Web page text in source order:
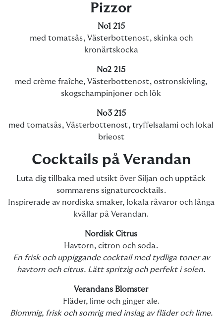
Pizzor
No1 215
med tomatsås, Västerbottenost, skinka och
kronärtskocka
No2 215
med crème fraîche, Västerbottenost, ostronskivling,
skogschampinjoner och lök
No3 215
med tomatsås, Västerbottenost, tryffelsalami och lokal
brieost
Cocktails på Verandan
Luta dig tillbaka med utsikt över Siljan och upptäck
sommarens signaturcocktails.
Inspirerade av nordiska smaker, lokala råvaror och långa
kvällar på Verandan.
Nordisk Citrus
Havtorn, citron och soda.
En frisk och uppiggande cocktail med tydliga toner av
havtorn och citrus. Lätt spritzig och perfekt i solen.
Verandans Blomster
Fläder, lime och ginger ale.
Blommig, frisk och somrig med inslag av fläder och lime.